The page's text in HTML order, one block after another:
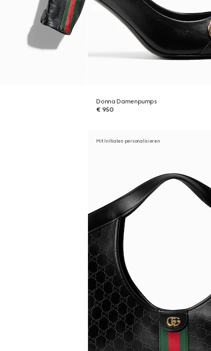
Donna Damenpumps
€ 950
Mit Initialen personalisieren